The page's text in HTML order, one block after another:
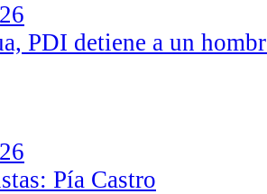
PDI detiene a un
Pía Castro